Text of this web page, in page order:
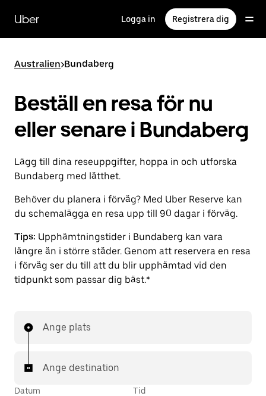
huvudinnehållet
Uber Logga in Registrera dig
Australien>Bundaberg
Beställ en resa för nu
eller senare i Bundaberg
Lägg till dina reseuppgifter, hoppa in och utforska
Bundaberg med lätthet.
Behöver du planera i förväg? Med Uber Reserve kan
du schemalägga en resa upp till 90 dagar i förväg.
Tips: Upphämtningstider i Bundaberg kan vara
längre än i större städer. Genom att reservera en resa
i förväg ser du till att du blir upphämtad vid den
tidpunkt som passar dig bäst.*
Ange plats
Ange destination
Datum Tid